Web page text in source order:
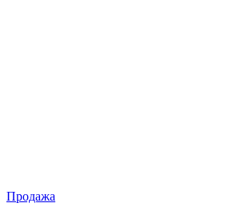
Продажа